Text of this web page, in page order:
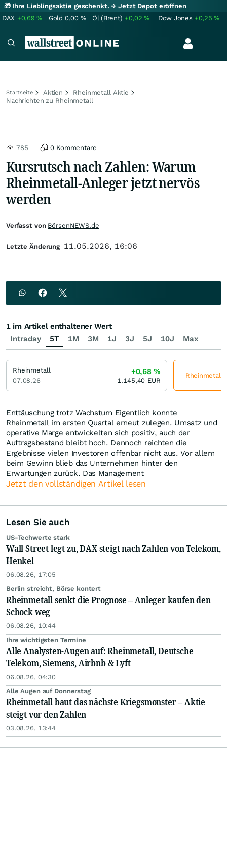
🎁 Ihre Lieblingsaktie geschenkt.→ Jetzt Depot eröffnen
DAX +0,69% Gold 0,00 % Öl (Brent) +0,02% Dow Jones +0,25%
Startseite Aktien
Rheinmetall Aktie
Nachrichten zu Rheinmetall
785 0 Kommentare
Kursrutsch nach Zahlen: Warum
Rheinmetall-Anleger jetzt nervös
werden
Enttäuschung trotz Wachstum Eigentlich konnte
Rheinmetall im ersten Quartal erneut zulegen. Umsatz und
operative Marge entwickelten sich positiv, auch der
Auftragsbestand bleibt hoch. Dennoch reichten die
Ergebnisse vielen Investoren offenbar nicht aus. Vor allem
beim Gewinn blieb das Unternehmen hinter den
Erwartungen zurück. Das Management
Jetzt den vollständigen Artikel lesen
Lesen Sie auch
US-Techwerte stark
Wall Street legt zu, DAX steigt nach Zahlen von Telekom,
Henkel
06.08.26, 17:05
Berlin streicht, Börse kontert
Rheinmetall senkt die Prognose – Anleger kaufen den
Schock weg
06.08.26, 10:44
Ihre wichtigsten Termine
Alle Analysten-Augen auf: Rheinmetall, Deutsche
Telekom, Siemens, Airbnb & Lyft
06.08.26, 04:30
Alle Augen auf Donnerstag
Rheinmetall baut das nächste Kriegsmonster – Aktie
steigt vor den Zahlen
03.08.26, 13:44
Verfasst von BörsenNEWS.de
Letzte Änderung 11.05.2026, 16:06
Intraday 5T 1M 3M 1J 3J 5J 10J Max
1 im Artikel enthaltener Wert
Rheinmetall
07.08.26
+0,68%
1.145,40 EUR
Rheinmetall